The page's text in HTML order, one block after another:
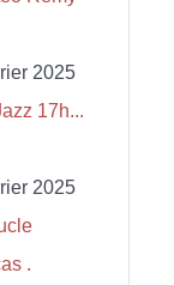
2025
17h...
2025
.